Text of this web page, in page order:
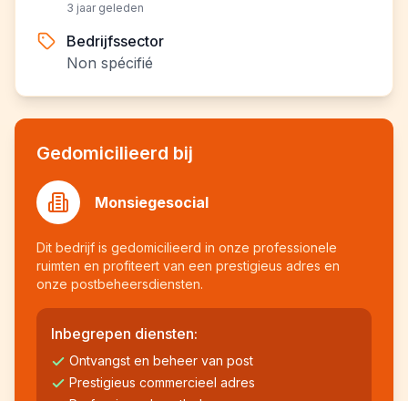
3 jaar geleden
Bedrijfssector
Non spécifié
Gedomicilieerd bij
Monsiegesocial
Dit bedrijf is gedomicilieerd in onze professionele
ruimten en profiteert van een prestigieus adres en
onze postbeheersdiensten.
Inbegrepen diensten:
Ontvangst en beheer van post
Prestigieus commercieel adres